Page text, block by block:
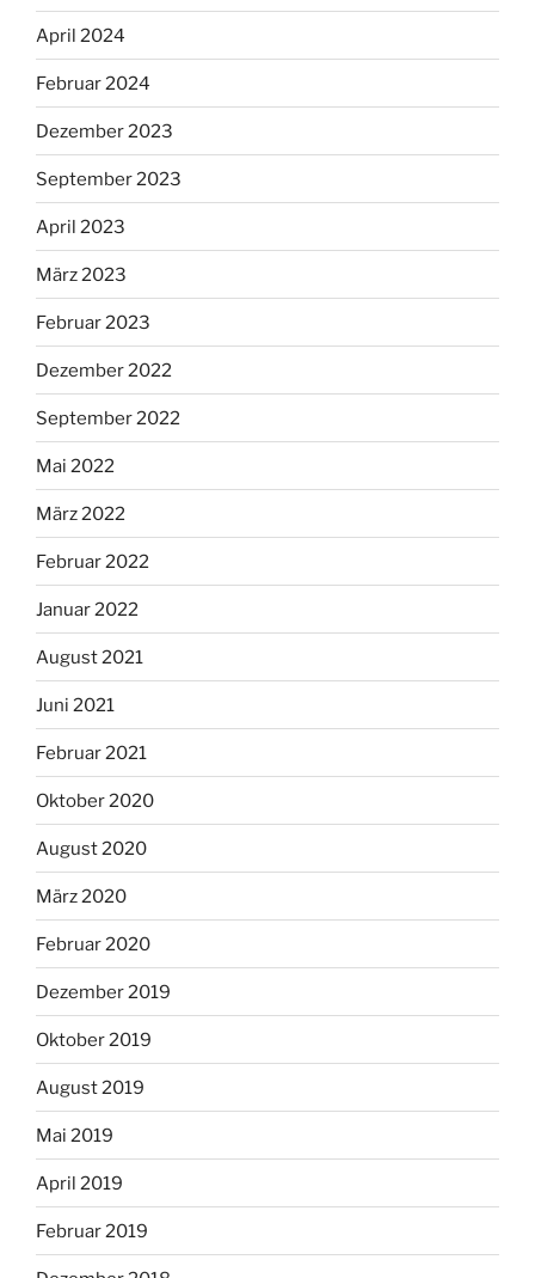
April 2024
Februar 2024
Dezember 2023
September 2023
April 2023
März 2023
Februar 2023
Dezember 2022
September 2022
Mai 2022
März 2022
Februar 2022
Januar 2022
August 2021
Juni 2021
Februar 2021
Oktober 2020
August 2020
März 2020
Februar 2020
Dezember 2019
Oktober 2019
August 2019
Mai 2019
April 2019
Februar 2019